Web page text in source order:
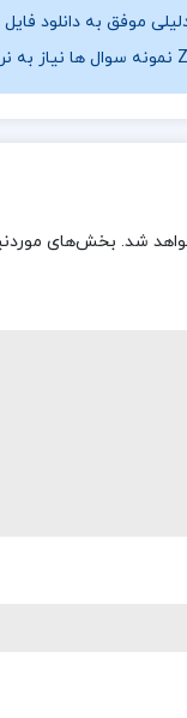
موفق به دانلود
شد. بخش‌های